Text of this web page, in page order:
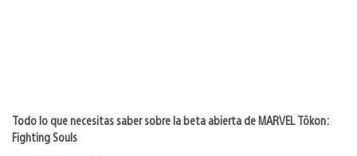
Todo lo que necesitas saber sobre la beta abierta de MARVEL Tōkon:
Fighting Souls